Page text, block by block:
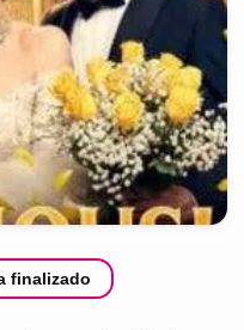
finalizado